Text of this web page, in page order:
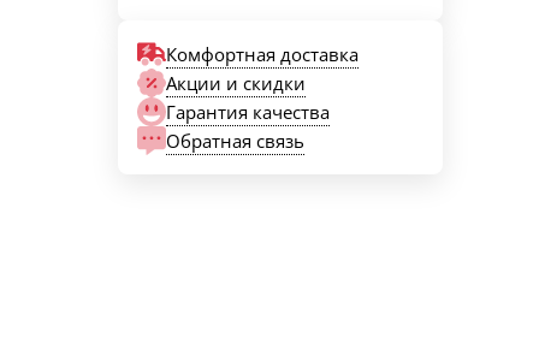
Комфортная доставка
Акции и скидки
Гарантия качества
Обратная связь